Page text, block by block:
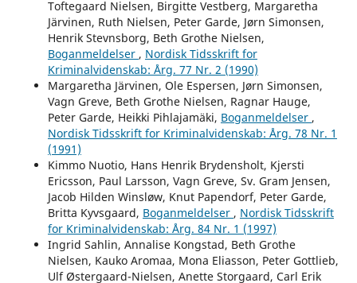
Toftegaard Nielsen, Birgitte Vestberg, Margaretha
Järvinen, Ruth Nielsen, Peter Garde, Jørn Simonsen,
Henrik Stevnsborg, Beth Grothe Nielsen,
Boganmeldelser , Nordisk Tidsskrift for
Kriminalvidenskab: Årg. 77 Nr. 2 (1990)
Margaretha Järvinen, Ole Espersen, Jørn Simonsen,
Vagn Greve, Beth Grothe Nielsen, Ragnar Hauge,
Peter Garde, Heikki Pihlajamäki, Boganmeldelser ,
Nordisk Tidsskrift for Kriminalvidenskab: Årg. 78 Nr. 1
(1991)
Kimmo Nuotio, Hans Henrik Brydensholt, Kjersti
Ericsson, Paul Larsson, Vagn Greve, Sv. Gram Jensen,
Jacob Hilden Winsløw, Knut Papendorf, Peter Garde,
Britta Kyvsgaard, Boganmeldelser , Nordisk Tidsskrift
for Kriminalvidenskab: Årg. 84 Nr. 1 (1997)
Ingrid Sahlin, Annalise Kongstad, Beth Grothe
Nielsen, Kauko Aromaa, Mona Eliasson, Peter Gottlieb,
Ulf Østergaard-Nielsen, Anette Storgaard, Carl Erik